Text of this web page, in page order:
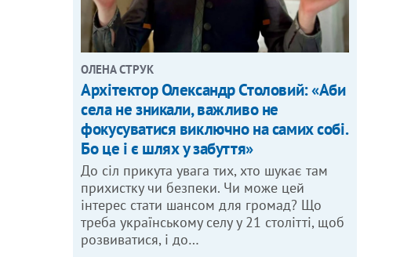
ОЛЕНА СТРУК
Архітектор Олександр Столовий: «Аби
села не зникали, важливо не
фокусуватися виключно на самих собі.
Бо це і є шлях у забуття»
До сіл прикута увага тих, хто шукає там
прихистку чи безпеки. Чи може цей
інтерес стати шансом для громад? Що
треба українському селу у 21 столітті, щоб
розвиватися, і до…